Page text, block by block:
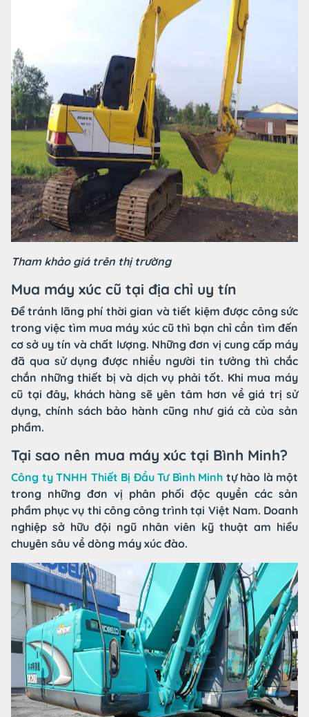
Tham khảo giá trên thị trường
Mua máy xúc cũ tại địa chỉ uy tín
Để tránh lãng phí thời gian và tiết kiệm được công sức
trong việc tìm mua máy xúc cũ thì bạn chỉ cần tìm đến
cơ sở uy tín và chất lượng. Những đơn vị cung cấp máy
đã qua sử dụng được nhiều người tin tưởng thì chắc
chắn những thiết bị và dịch vụ phải tốt. Khi mua máy
cũ tại đây, khách hàng sẽ yên tâm hơn về giá trị sử
dụng, chính sách bảo hành cũng như giá cả của sản
phẩm.
Tại sao nên mua máy xúc tại Bình Minh?
Công ty TNHH Thiết Bị Đầu Tư Bình Minh tự hào là một
trong những đơn vị phân phối độc quyền các sản
phẩm phục vụ thi công công trình tại Việt Nam. Doanh
nghiệp sở hữu đội ngũ nhân viên kỹ thuật am hiểu
chuyên sâu về dòng máy xúc đào.